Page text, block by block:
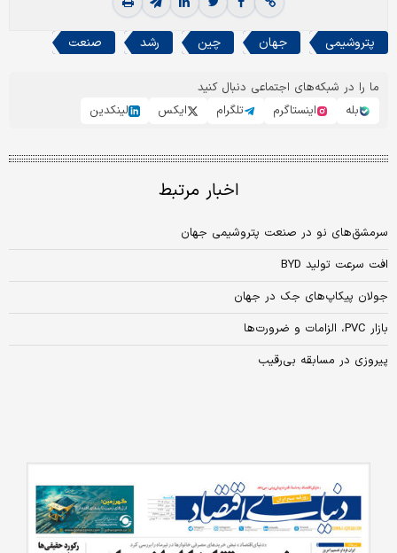
پتروشیمی جهان چین رشد صنعت
ما را در شبکه‌های اجتماعی دنبال کنید
بله
اینستاگرم تلگرام ایکس لینکدین
اخبار مرتبط
سرمشق‌های نو در صنعت پتروشیمی جهان
افت سرعت تولید BYD
جولان پیکاپ‌های جک در جهان
بازار PVC، الزامات و ضرورت‏‏‌ها
پیروزی در مسابقه بی‌رقیب